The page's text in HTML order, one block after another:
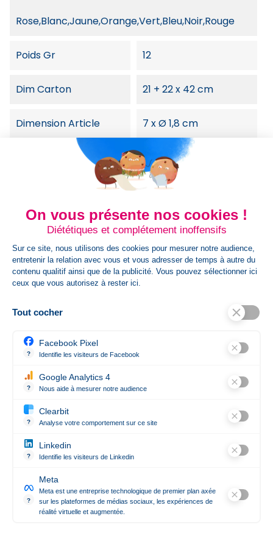
Rose,Blanc,Jaune,Orange,Vert,Bleu,Noir,Rouge
Poids Gr 12
Dim Carton 21 + 22 x 42 cm
Dimension Article 7 x Ø 1,8 cm
8
33041000,3304100000000000000000
Poids Article Gr 12
Ean13
ISBN
3304100000000000000000
Contact
Notre société 
On vous présente nos cookies !
Diététiques et complétement inoffensifs
Sur ce site, nous utilisons des cookies pour mesurer notre audience,
entretenir la relation avec vous et vous adresser de temps à autre du
contenu qualitif ainsi que de la publicité. Vous pouvez sélectionner ici
ceux que vous autorisez à rester ici.
Tout cocher
?
Facebook Pixel
Identifie les visiteurs de Facebook
?
Google Analytics 4
Nous aide à mesurer notre audience
?
Clearbit
Analyse votre comportement sur ce site
?
Linkedin
Identifie les visiteurs de Linkedin
?
Meta
Meta est une entreprise technologique de premier plan axée
sur les plateformes de médias sociaux, les expériences de
réalité virtuelle et augmentée.